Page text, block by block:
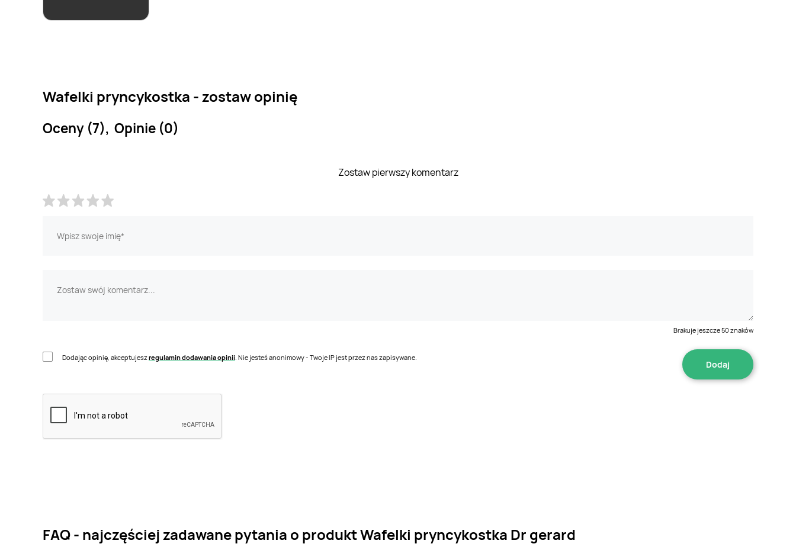
Wafelki pryncykostka - zostaw opinię
Oceny (7), Opinie (0)
Zostaw pierwszy komentarz
Brakuje jeszcze50 znaków
Dodając opinię, akceptujeszregulamin dodawania opinii. Nie jesteś anonimowy - Twoje IP jest przez nas zapisywane.
FAQ - najczęściej zadawane pytania o produkt Wafelki pryncykostka Dr gerard